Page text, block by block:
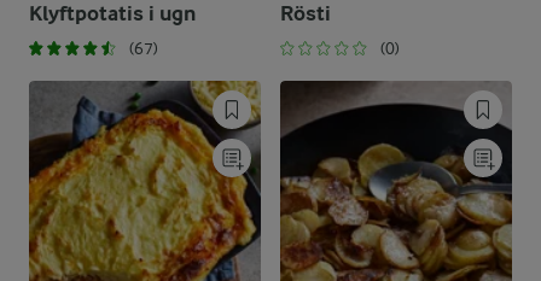
Klyftpotatis i ugn
(67)
Rösti
(0)